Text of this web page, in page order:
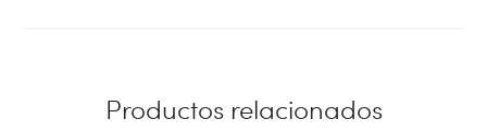
Productos relacionados